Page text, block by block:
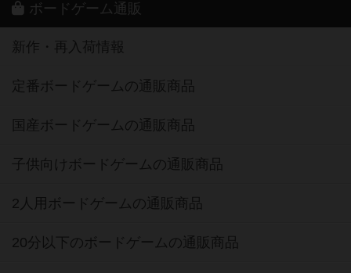
ボードゲーム通販
新作・再入荷情報
定番ボードゲームの通販商品
国産ボードゲームの通販商品
子供向けボードゲームの通販商品
2人用ボードゲームの通販商品
20分以下のボードゲームの通販商品